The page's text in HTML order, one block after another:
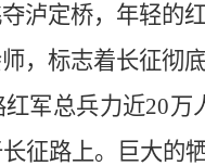
泸定桥，年轻的
，标志着长征彻底
军总兵力近20
征路上。巨大的